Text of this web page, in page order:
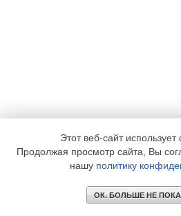
Этот веб-сайт
Продолжая просмотр сайта, Вы
нашу политику
ОК. БОЛЬШЕ НЕ